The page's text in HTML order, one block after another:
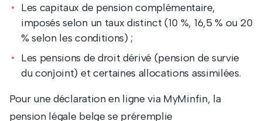
Les capitaux de pension complémentaire,
imposés selon un taux distinct (10 %, 16,5 % ou 20
% selon les conditions) ;
Les pensions de droit dérivé (pension de survie
du conjoint) et certaines allocations assimilées.
Pour une déclaration en ligne via MyMinfin, la
pension légale belge se préremplie